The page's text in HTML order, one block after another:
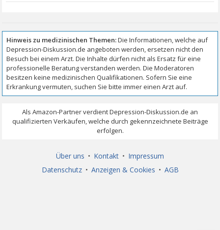
Über uns • Kontakt • Impressum
Datenschutz • Anzeigen & Cookies • AGB